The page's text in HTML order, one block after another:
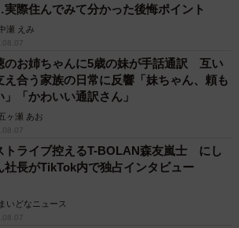
際住んでみて分かった後悔ポイント
瀬 えみ
のお姉ちゃんに5歳の妹が手話通訳 互い
え合う家族の日常に反響「妹ちゃん、頼も
」「かわいい通訳さん」
五ヶ瀬 あお
トライブ控えるT-BOLAN森友嵐士 にし
社長がTikTok内で独占インタビュー
まいどなニュース